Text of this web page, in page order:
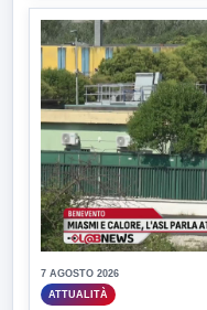
7 AGOSTO 2026
ATTUALITÀ